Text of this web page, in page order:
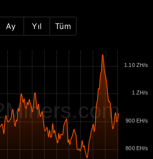
Ay Yıl Tüm
800 EH/s
900 EH/s
1 ZH/s
1.10 ZH/s